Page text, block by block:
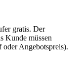
gratis. Der
Kunde müssen
Angebotspreis).